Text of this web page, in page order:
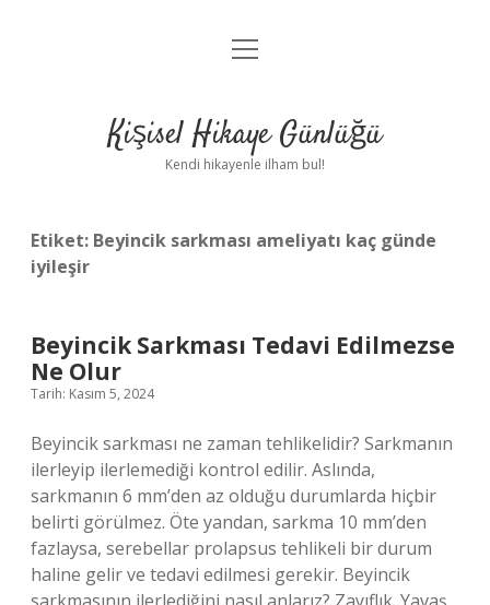
Anasayfa
Yasal Uyarı
menüyü
Kişisel Hikaye Günlüğü
Kendi hikayenle ilham bul!
Etiket: Beyincik sarkması ameliyatı kaç günde
iyileşir
Beyincik Sarkması Tedavi Edilmezse
Ne Olur
Tarih: Kasım 5, 2024
Beyincik sarkması ne zaman tehlikelidir? Sarkmanın
ilerleyip ilerlemediği kontrol edilir. Aslında,
sarkmanın 6 mm’den az olduğu durumlarda hiçbir
belirti görülmez. Öte yandan, sarkma 10 mm’den
fazlaysa, serebellar prolapsus tehlikeli bir durum
haline gelir ve tedavi edilmesi gerekir. Beyincik